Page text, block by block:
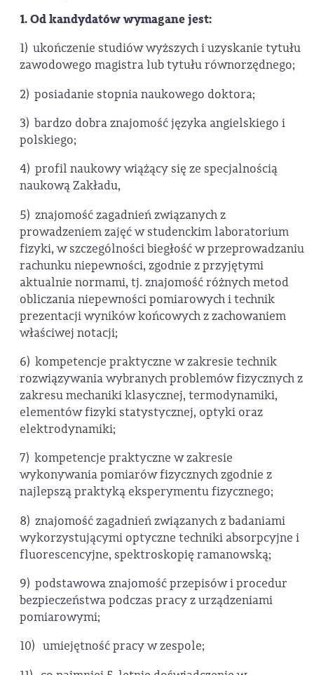
1. Od kandydatów wymagane jest:
1) ukończenie studiów wyższych i uzyskanie tytułu
zawodowego magistra lub tytułu równorzędnego;
2) posiadanie stopnia naukowego doktora;
3) bardzo dobra znajomość języka angielskiego i
polskiego;
4) profil naukowy wiążący się ze specjalnością
naukową Zakładu,
5) znajomość zagadnień związanych z
prowadzeniem zajęć w studenckim laboratorium
fizyki, w szczególności biegłość w przeprowadzaniu
rachunku niepewności, zgodnie z przyjętymi
aktualnie normami, tj. znajomość różnych metod
obliczania niepewności pomiarowych i technik
prezentacji wyników końcowych z zachowaniem
właściwej notacji;
6) kompetencje praktyczne w zakresie technik
rozwiązywania wybranych problemów fizycznych z
zakresu mechaniki klasycznej, termodynamiki,
elementów fizyki statystycznej, optyki oraz
elektrodynamiki;
7) kompetencje praktyczne w zakresie
wykonywania pomiarów fizycznych zgodnie z
najlepszą praktyką eksperymentu fizycznego;
8) znajomość zagadnień związanych z badaniami
wykorzystującymi optyczne techniki absorpcyjne i
fluorescencyjne, spektroskopię ramanowską;
9) podstawowa znajomość przepisów i procedur
bezpieczeństwa podczas pracy z urządzeniami
pomiarowymi;
10) umiejętność pracy w zespole;